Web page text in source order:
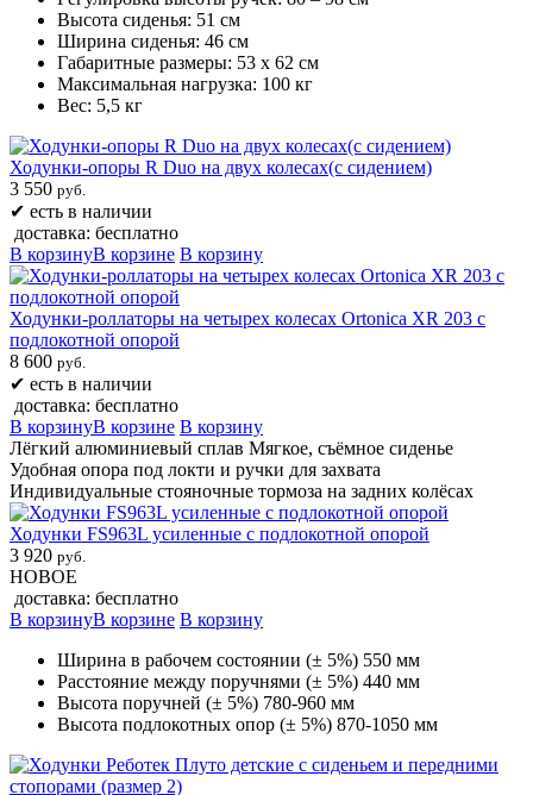
Высота сиденья: 51 см
Ширина сиденья: 46 см
Габаритные размеры: 53 х 62 см
Максимальная нагрузка: 100 кг
Вес: 5,5 кг
Ходунки-опоры R Duo на двух колесах(с сидением)
3 550 руб.
✔ есть в наличии
доставка: бесплатно
В корзинуВ корзине В корзину
Ходунки-роллаторы на четырех колесах Ortonica XR 203 с
подлокотной опорой
8 600 руб.
✔ есть в наличии
доставка: бесплатно
В корзинуВ корзине В корзину
Лёгкий алюминиевый сплав Мягкое, съёмное сиденье
Удобная опора под локти и ручки для захвата
Индивидуальные стояночные тормоза на задних колёсах
Ходунки FS963L усиленные с подлокотной опорой
3 920 руб.
НОВОЕ
доставка: бесплатно
В корзинуВ корзине В корзину
Ширина в рабочем состоянии (± 5%) 550 мм
Расстояние между поручнями (± 5%) 440 мм
Высота поручней (± 5%) 780-960 мм
Высота подлокотных опор (± 5%) 870-1050 мм